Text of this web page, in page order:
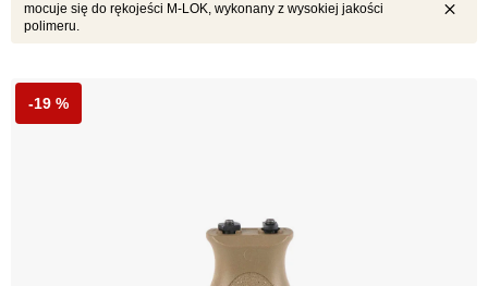
mocuje się do rękojeści M-LOK, wykonany z wysokiej jakości
polimeru.
-19 %